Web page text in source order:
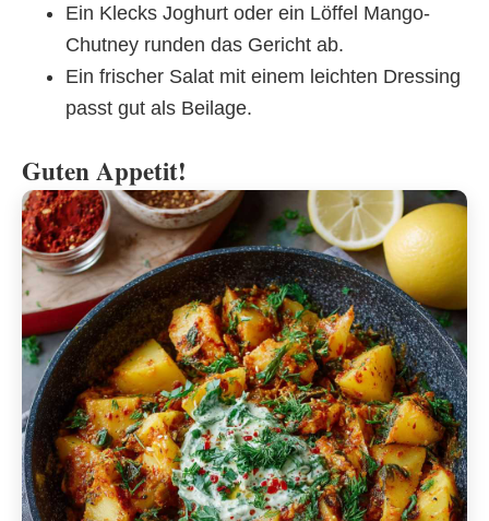
Ein Klecks Joghurt oder ein Löffel Mango-
Chutney runden das Gericht ab.
Ein frischer Salat mit einem leichten Dressing
passt gut als Beilage.
Guten Appetit!